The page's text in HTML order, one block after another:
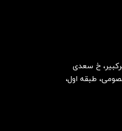
خ سعدی
طبقه اول،